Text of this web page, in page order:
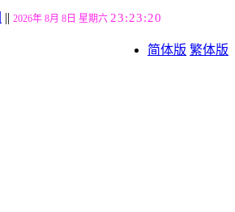
|| 2026年 8月 8日 星期六 23:23:21
简体版 繁体版